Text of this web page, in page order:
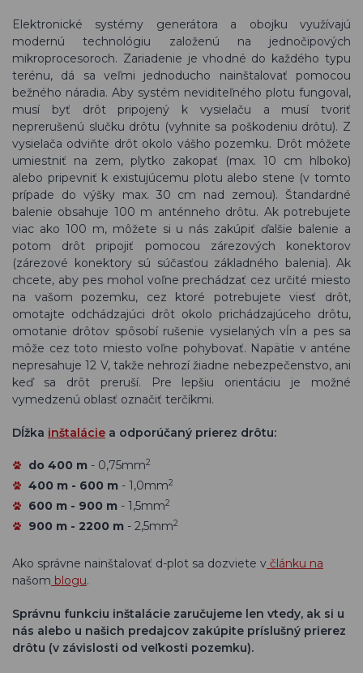
Elektronické systémy generátora a obojku využívajú
modernú technológiu založenú na jednočipových
mikroprocesoroch. Zariadenie je vhodné do každého typu
terénu, dá sa veľmi jednoducho nainštalovať pomocou
bežného náradia. Aby systém neviditeľného plotu fungoval,
musí byť drôt pripojený k vysielaču a musí tvoriť
neprerušenú slučku drôtu (vyhnite sa poškodeniu drôtu). Z
vysielača odviňte drôt okolo vášho pozemku. Drôt môžete
umiestniť na zem, plytko zakopať (max. 10 cm hlboko)
alebo pripevniť k existujúcemu plotu alebo stene (v tomto
prípade do výšky max. 30 cm nad zemou). Štandardné
balenie obsahuje 100 m anténneho drôtu. Ak potrebujete
viac ako 100 m, môžete si u nás zakúpiť ďalšie balenie a
potom drôt pripojiť pomocou zárezových konektorov
(zárezové konektory sú súčasťou základného balenia). Ak
chcete, aby pes mohol voľne prechádzať cez určité miesto
na vašom pozemku, cez ktoré potrebujete viesť drôt,
omotajte odchádzajúci drôt okolo prichádzajúceho drôtu,
omotanie drôtov spôsobí rušenie vysielaných vĺn a pes sa
môže cez toto miesto voľne pohybovať. Napätie v anténe
nepresahuje 12 V, takže nehrozí žiadne nebezpečenstvo, ani
keď sa drôt preruší. Pre lepšiu orientáciu je možné
vymedzenú oblasť označiť terčíkmi.
Dĺžka inštalácie a odporúčaný prierez drôtu:
do 400 m - 0,75mm2
400 m - 600 m - 1,0mm2
600 m - 900 m - 1,5mm2
900 m - 2200 m - 2,5mm2
Ako správne nainštalovať d-plot sa dozviete v článku na
našom blogu.
Správnu funkciu inštalácie zaručujeme len vtedy, ak si u
nás alebo u našich predajcov zakúpite príslušný prierez
drôtu (v závislosti od veľkosti pozemku).